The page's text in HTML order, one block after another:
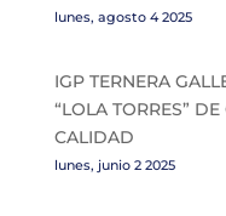
lunes, agosto 4 2025
IGP TERNERA
“LOLA TORRES”
CALIDAD
lunes, junio 2 2025